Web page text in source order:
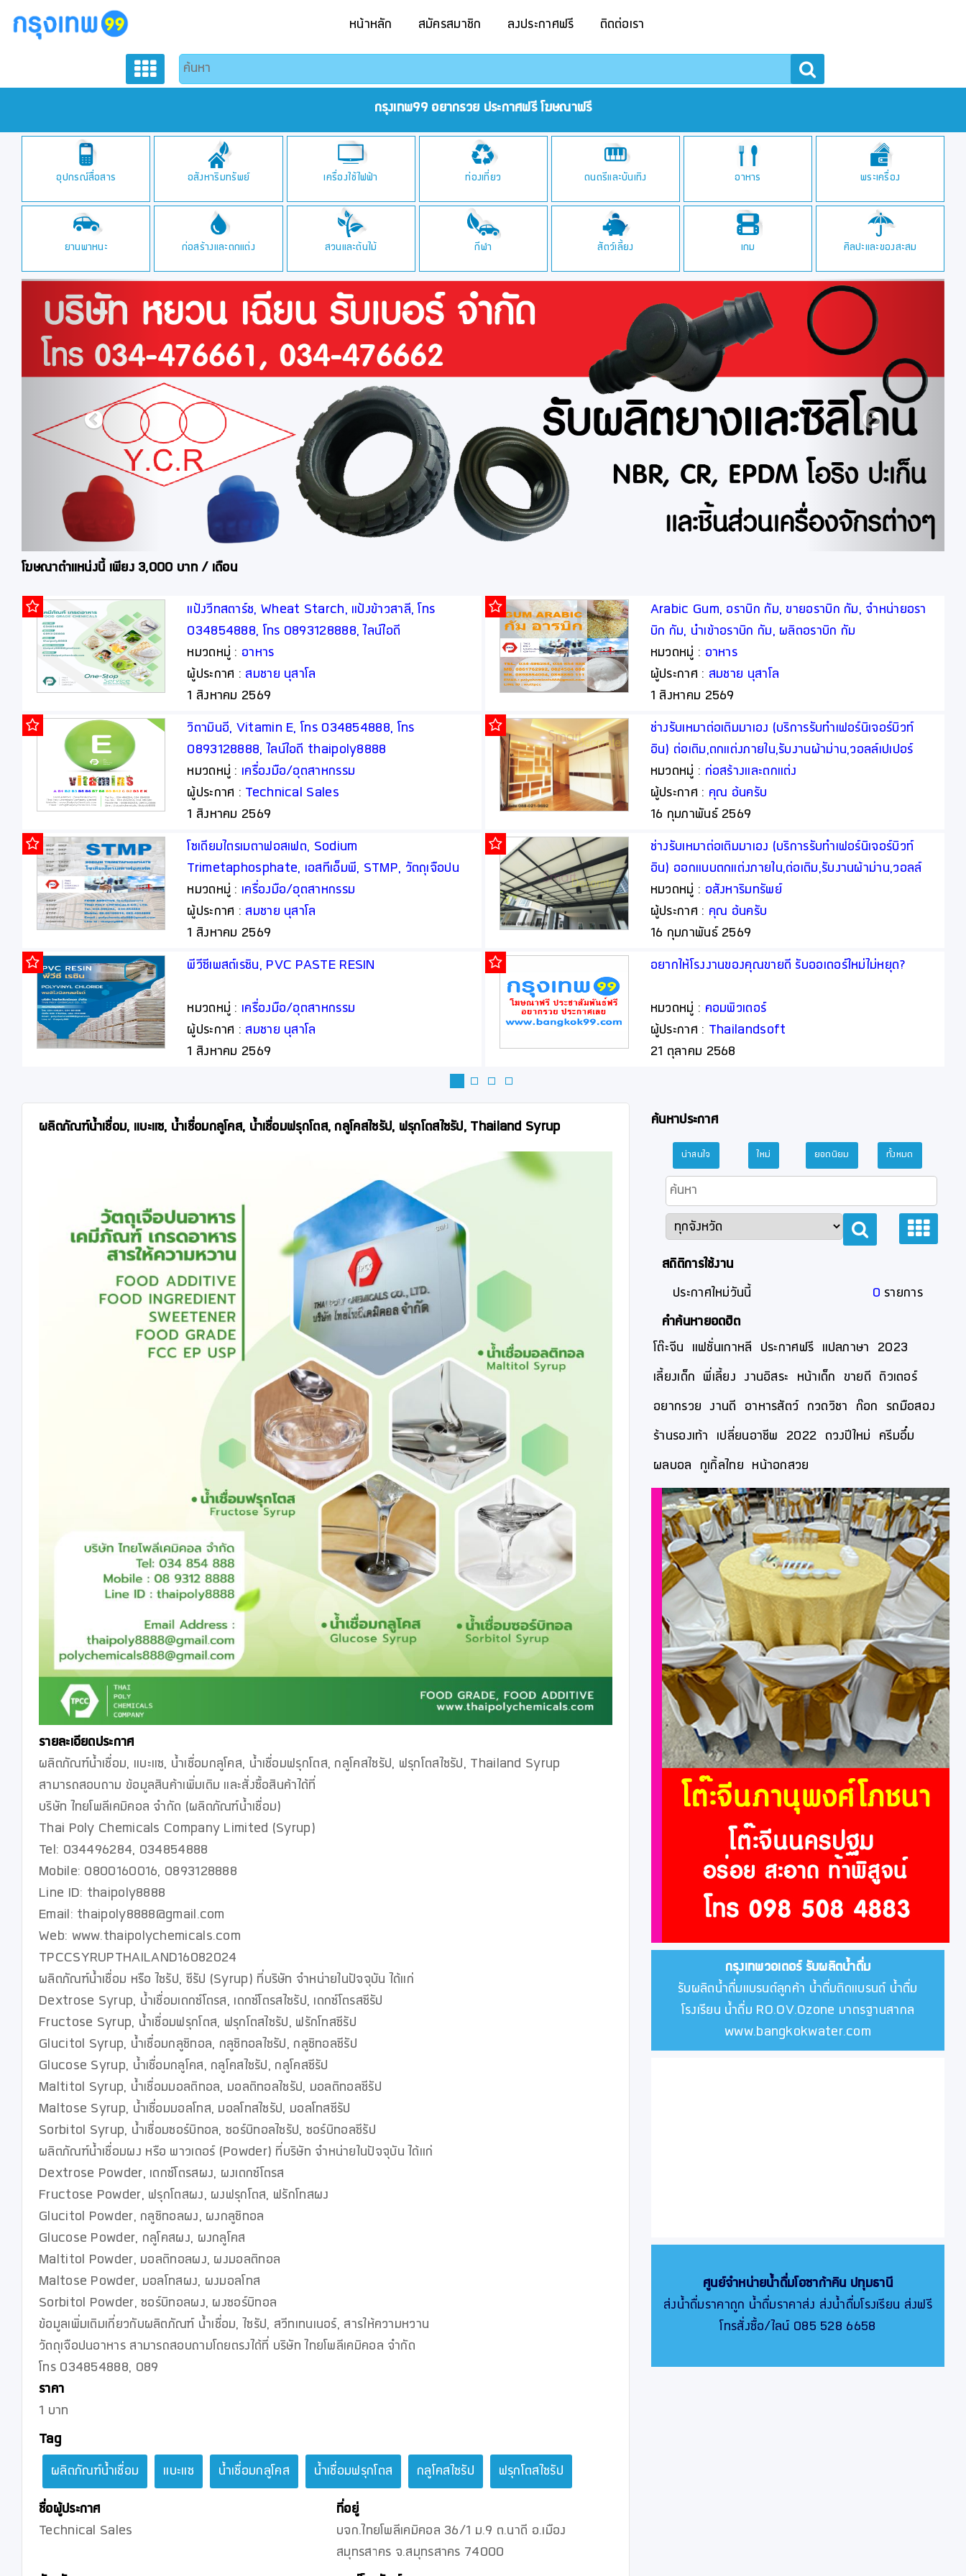
หน้าหลัก สมัครสมาชิก ลงประกาศฟรี ติดต่อเรา
กรุงเทพ99 อยากรวย ประกาศฟรี โฆษณาฟรี
อุปกรณ์สื่อสาร
ยานพาหนะ
อสังหาริมทรัพย์
ก่อสร้างและตกแต่ง
เครื่องใช้ไฟฟ้า
สวนและต้นไม้
ท่องเที่ยว
กีฬา
ดนตรีและบันเทิง
สัตว์เลี้ยง
อาหาร
เกม
พระเครื่อง
ศิลปะและของสะสม
โฆษณาตำแหน่งนี้ เพียง 3,000 บาท / เดือน
แป้งวีทสตาร์ช, Wheat Starch, แป้งข้าวสาลี, โทร
034854888, โทร 0893128888, ไลน์ไอดี
thaipoly8888
หมวดหมู่ : อาหาร
ผู้ประกาศ : สมชาย นุสาโล
1 สิงหาคม 2569
วิตามินอี, Vitamin E, โทร 034854888, โทร
0893128888, ไลน์ไอดี thaipoly8888
หมวดหมู่ : เครื่องมือ/อุตสาหกรรม
ผู้ประกาศ : Technical Sales
1 สิงหาคม 2569
โซเดียมไตรเมตาฟอสเฟต, Sodium
Trimetaphosphate, เอสทีเอ็มพี, STMP, วัตถุเจือปน
อาหาร, Food Additive
หมวดหมู่ : เครื่องมือ/อุตสาหกรรม
ผู้ประกาศ : สมชาย นุสาโล
1 สิงหาคม 2569
พีวีซีเพสต์เรซิน, PVC PASTE RESIN
หมวดหมู่ : เครื่องมือ/อุตสาหกรรม
ผู้ประกาศ : สมชาย นุสาโล
1 สิงหาคม 2569
Arabic Gum, อราบิก กัม, ขายอราบิก กัม, จำหน่ายอรา
บิก กัม, นำเข้าอราบิก กัม, ผลิตอราบิก กัม
หมวดหมู่ : อาหาร
ผู้ประกาศ : สมชาย นุสาโล
1 สิงหาคม 2569
ช่างรับเหมาต่อเติมมาเอง (บริการรับทำเฟอร์นิเจอร์บิวท์
อิน) ต่อเติม,ตกแต่งภายใน,รับงานผ้าม่าน,วอลล์เปเปอร์
โดยออกแบบพร้อมให้คำปรึกษาฟรี (เรารับงานโดยตรงจาก
ท่าน)
หมวดหมู่ : ก่อสร้างและตกแต่ง
ผู้ประกาศ : คุณ อ้นครับ
16 กุมภาพันธ์ 2569
ช่างรับเหมาต่อเติมมาเอง (บริการรับทำเฟอร์นิเจอร์บิวท์
อิน) ออกแบบตกแต่งภายใน,ต่อเติม,รับงานผ้าม่าน,วอลล์
เปเปอร์ โดยออกแบบพร้อมให้คำปรึกษาฟรี (เรารับงาน
โดยตรงจากท่าน)
หมวดหมู่ : อสังหาริมทรัพย์
ผู้ประกาศ : คุณ อ้นครับ
16 กุมภาพันธ์ 2569
อยากให้โรงงานของคุณขายดี รับออเดอร์ใหม่ไม่หยุด?
หมวดหมู่ : คอมพิวเตอร์
ผู้ประกาศ :
Thailandsoft
21 ตุลาคม 2568
ผลิตภัณฑ์น้ำเชื่อม, แบะแซ, น้ำเชื่อมกลูโคส, น้ำเชื่อมฟรุกโตส, กลูโคสไซรัป, ฟรุกโตสไซรัป, Thailand Syrup
รายละเอียดประกาศ
ผลิตภัณฑ์น้ำเชื่อม, แบะแซ, น้ำเชื่อมกลูโคส, น้ำเชื่อมฟรุกโตส, กลูโคสไซรัป, ฟรุกโตสไซรัป, Thailand Syrup
สามารถสอบถาม ข้อมูลสินค้าเพิ่มเติม และสั่งซื้อสินค้าได้ที่
บริษัท ไทยโพลีเคมิคอล จำกัด (ผลิตภัณฑ์น้ำเชื่อม)
Thai Poly Chemicals Company Limited (Syrup)
Tel: 034496284, 034854888
Mobile: 0800160016, 0893128888
Line ID: thaipoly8888
Email: thaipoly8888@gmail.com
Web: www.thaipolychemicals.com
TPCCSYRUPTHAILAND16082024
ผลิตภัณฑ์น้ำเชื่อม หรือ ไซรัป, ซีรัป (Syrup) ที่บริษัท จำหน่ายในปัจจุบัน ได้แก่
Dextrose Syrup, น้ำเชื่อมเดกซ์โตรส, เดกซ์โตรสไซรัป, เดกซ์โตรสซีรัป
Fructose Syrup, น้ำเชื่อมฟรุกโตส, ฟรุกโตสไซรัป, ฟรักโทสซีรัป
Glucitol Syrup, น้ำเชื่อมกลูซิทอล, กลูซิทอลไซรัป, กลูซิทอลซีรัป
Glucose Syrup, น้ำเชื่อมกลูโคส, กลูโคสไซรัป, กลูโคสซีรัป
Maltitol Syrup, น้ำเชื่อมมอลติทอล, มอลติทอลไซรัป, มอลติทอลซีรัป
Maltose Syrup, น้ำเชื่อมมอลโทส, มอลโทสไซรัป, มอลโทสซีรัป
Sorbitol Syrup, น้ำเชื่อมซอร์บิทอล, ซอร์บิทอลไซรัป, ซอร์บิทอลซีรัป
ผลิตภัณฑ์น้ำเชื่อมผง หรือ พาวเดอร์ (Powder) ที่บริษัท จำหน่ายในปัจจุบัน ได้แก่
Dextrose Powder, เดกซ์โตรสผง, ผงเดกซ์โตรส
Fructose Powder, ฟรุกโตสผง, ผงฟรุกโตส, ฟรักโทสผง
Glucitol Powder, กลูซิทอลผง, ผงกลูซิทอล
Glucose Powder, กลูโคสผง, ผงกลูโคส
Maltitol Powder, มอลติทอลผง, ผงมอลติทอล
Maltose Powder, มอลโทสผง, ผงมอลโทส
Sorbitol Powder, ซอร์บิทอลผง, ผงซอร์บิทอล
ข้อมูลเพิ่มเติมเกี่ยวกับผลิตภัณฑ์ น้ำเชื่อม, ไซรัป, สวีทเทนเนอร์, สารให้ความหวาน
วัตถุเจือปนอาหาร สามารถสอบถามโดยตรงได้ที่ บริษัท ไทยโพลีเคมิคอล จำกัด
โทร 034854888, 089
ราคา
1 บาท
Tag
ผลิตภัณฑ์น้ำเชื่อม แบะแซ น้ำเชื่อมกลูโคส น้ำเชื่อมฟรุกโตส กลูโคสไซรัป ฟรุกโตสไซรัป
ชื่อผู้ประกาศ
Technical Sales
ที่อยู่
บจก.ไทยโพลีเคมิคอล 36/1 ม.9 ต.นาดี อ.เมือง
สมุทรสาคร จ.สมุทรสาคร 74000
ค้นหาประกาศ
น่าสนใจ ใหม่ ยอดนิยม ทั้งหมด
สถิติการใช้งาน
ประกาศใหม่วันนี้ 0 รายการ
คำค้นหายอดฮิต
โต๊ะจีน
แฟชั่นเกาหลี ประกาศฟรี แปลภาษา 2023
เลี้ยงเด็ก พี่เลี้ยง งานอิสระ หน้าเด็ก ขายดี ติวเตอร์
อยากรวย งานดี อาหารสัตว์ กวดวิชา ก๊อก รถมือสอง
ร้านรองเท้า เปลี่ยนอาชีพ 2022 ดวงปีใหม่ ครีมอึ๋ม
ผลบอล กูเกิ้ลไทย หน้าอกสวย
กรุงเทพวอเตอร์ รับผลิตน้ำดื่ม
รับผลิตน้ำดื่มแบรนด์ลูกค้า น้ำดื่มติดแบรนด์ น้ำดื่ม
โรงเรียน น้ำดื่ม RO.OV.Ozone มาตรฐานสากล
www.bangkokwater.com
ศูนย์จำหน่ายน้ำดื่มโอซาก้าคิน ปทุมธานี
ส่งน้ำดื่มราคาถูก น้ำดื่มราคาส่ง ส่งน้ำดื่มโรงเรียน ส่งฟรี
โทรสั่งซื้อ/ไลน์ 085 528 6658